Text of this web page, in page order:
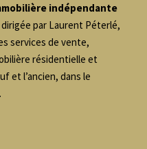
indépendante
par Laurent Péterlé,
services de vente,
résidentielle et
et l’ancien, dans le